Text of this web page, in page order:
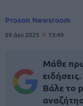
Proson Newsroom
09 Δεκ 2025 13:49
Μάθε
ειδήσεις.
Βάλε το